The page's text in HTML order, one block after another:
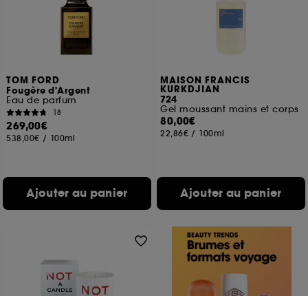
TOM FORD
Fougère d'Argent
Eau de parfum
18
269,00€
538,00€ / 100ml
Ajouter au panier
MAISON FRANCIS
KURKDJIAN
724
Gel moussant mains et corps
80,00€
22,86€ / 100ml
Ajouter au panier